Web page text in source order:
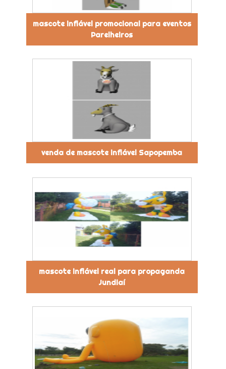
mascote inflável promocional para eventos
Parelheiros
venda de mascote inflável Sapopemba
mascote inflável real para propaganda
Jundiaí